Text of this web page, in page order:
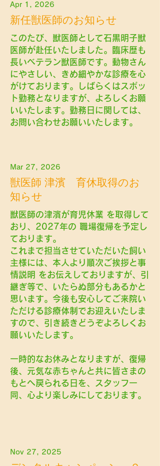
Apr 1, 2026
新任獣医師のお知らせ
このたび、獣医師として石黒明子獣
医師が赴任いたしました。臨床歴も
長いベテラン獣医師です。動物さん
にやさしい、きめ細やかな診療を心
がけております。しばらくはスポッ
ト勤務となりますが、よろしくお願
いいたします。勤務日に関しては、
お問い合わせお願いいたします。
Mar 27, 2026
獣医師 津濱 育休取得のお
知らせ
獣医師の津濱が育児休業 を取得して
おり、2027年の 職場復帰を予定し
ております。
これまで担当させていただいた飼い
主様には、本人より順次ご挨拶と事
情説明 をお伝えしておりますが、引
継ぎ等で、いたらぬ部分もあるかと
思います。今後も安心してご来院い
ただける診療体制でお迎えいたしま
すので、引き続きどうぞよろしくお
願いいたします。
一時的なお休みとなりますが、復帰
後、元気な赤ちゃんと共に皆さまの
もとへ戻られる日を、スタッフ一
同、心より楽しみにしております。
Nov 27, 2025